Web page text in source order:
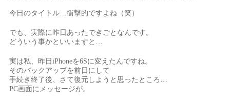
今日のタイトル…衝撃的ですよね（笑）
でも、実際に昨日あったできごとなんです。
どういう事かといいますと…
実は私、昨日iPhoneを6Sに変えたんですね。
そのバックアップを前日にして
手続き終了後、さて復元しようと思ったところ…
PC画面にメッセージが。